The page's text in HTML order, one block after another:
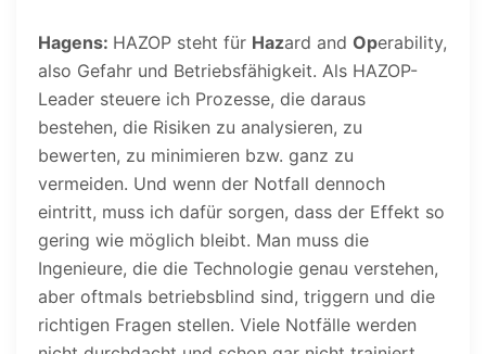
Hagens: HAZOP steht für Hazard and Operability,
also Gefahr und Betriebsfähigkeit. Als HAZOP-
Leader steuere ich Prozesse, die daraus
bestehen, die Risiken zu analysieren, zu
bewerten, zu minimieren bzw. ganz zu
vermeiden. Und wenn der Notfall dennoch
eintritt, muss ich dafür sorgen, dass der Effekt so
gering wie möglich bleibt. Man muss die
Ingenieure, die die Technologie genau verstehen,
aber oftmals betriebsblind sind, triggern und die
richtigen Fragen stellen. Viele Notfälle werden